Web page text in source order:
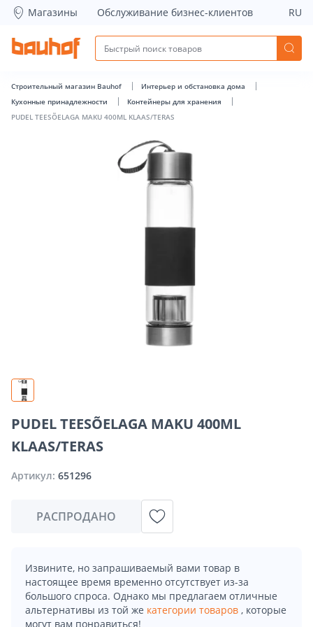
PUDEL TEESÕELAGA MAKU 400ML KLAAS/TERAS - Bauhof
Магазины Обслуживание бизнес-клиентов RU
Строительный магазин Bauhof
Интерьер и обстановка дома
Кухонные принадлежности
Контейнеры для хранения
PUDEL TEESÕELAGA MAKU 400ML KLAAS/TERAS
PUDEL TEESÕELAGA MAKU 400ML
KLAAS/TERAS
Артикул: 651296
РАСПРОДАНО
Извините, но запрашиваемый вами товар в
настоящее время временно отсутствует из-за
большого спроса. Однако мы предлагаем отличные
альтернативы из той же категории товаров , которые
могут вам понравиться!